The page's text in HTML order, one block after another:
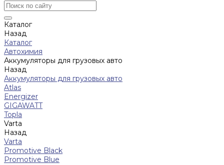
Каталог
Назад
Каталог
Автохимия
Аккумуляторы для грузовых авто
Назад
Аккумуляторы для грузовых авто
Atlas
Energizer
GIGAWATT
Topla
Varta
Назад
Varta
Promotive Black
Promotive Blue